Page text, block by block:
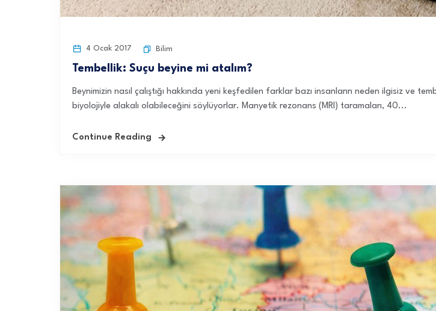
4 Ocak 2017 Bilim
Tembellik: Suçu beyine mi atalım?
Beynimizin nasıl çalıştığı hakkında yeni keşfedilen farklar bazı insanların neden ilgisiz ve
biyolojiyle alakalı olabileceğini söylüyorlar. Manyetik rezonans (MRI) taramaları, 40...
Continue Reading